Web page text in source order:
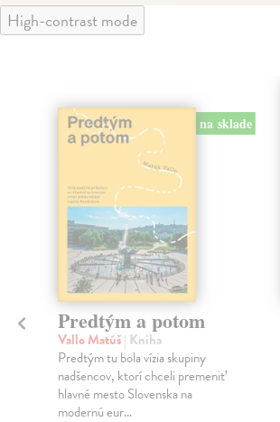
High-contrast mode
na sklade
Predtým a potom
Vallo Matúš| Kniha
Predtým tu bola vízia skupiny
nadšencov, ktorí chceli premeniť
hlavné mesto Slovenska na
modernú eur...